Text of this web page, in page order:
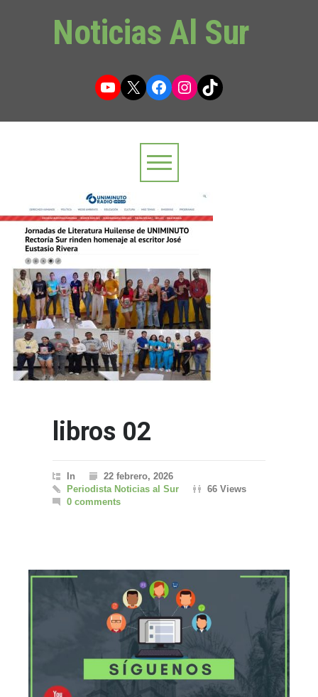
Noticias Al Sur
YouTube
X Facebook
Instagram
TikTok
libros 02
In
22 febrero, 2026
Periodista Noticias al Sur
66 Views
0 comments